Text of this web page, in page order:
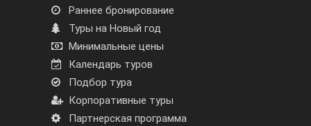
Раннее бронирование
Туры на Новый год
Минимальные цены
Календарь туров
Подбор тура
Корпоративные туры
Партнерская программа